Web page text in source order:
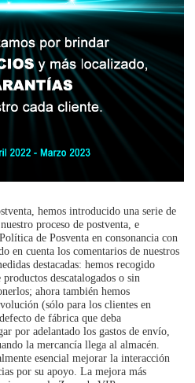
hemos introducido una serie de
proceso de postventa, e
de Posventa en consonancia con
en cuenta los comentarios de nuestros
destacadas: hemos recogido
descatalogados o sin
ahora también hemos
(sólo para los clientes en
de fábrica que deba
por adelantado los gastos de envío,
la mercancía llega al almacén.
esencial mejorar la interacción
por su apoyo. La mejora más